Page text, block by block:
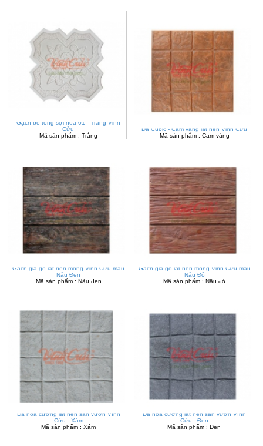
Gạch bê tông sợi hoa 01 - Trắng Vỉnh
Cửu
Mã sản phẩm : Trắng
Đá Cubic - Cam vàng lát nền Vỉnh Cửu
Mã sản phẩm : Cam vàng
Gạch giả gỗ lát nền mỏng Vỉnh Cửu màu
Nâu Đen
Mã sản phẩm : Nâu đen
Gạch giả gỗ lát nền mỏng Vỉnh Cửu màu
Nâu Đỏ
Mã sản phẩm : Nâu đỏ
Đá hoa cương lát nền sân vườn Vĩnh
Cửu - Xám
Mã sản phẩm : Xám
Đá hoa cương lát nền sân vườn Vĩnh
Cửu - Đen
Mã sản phẩm : Đen